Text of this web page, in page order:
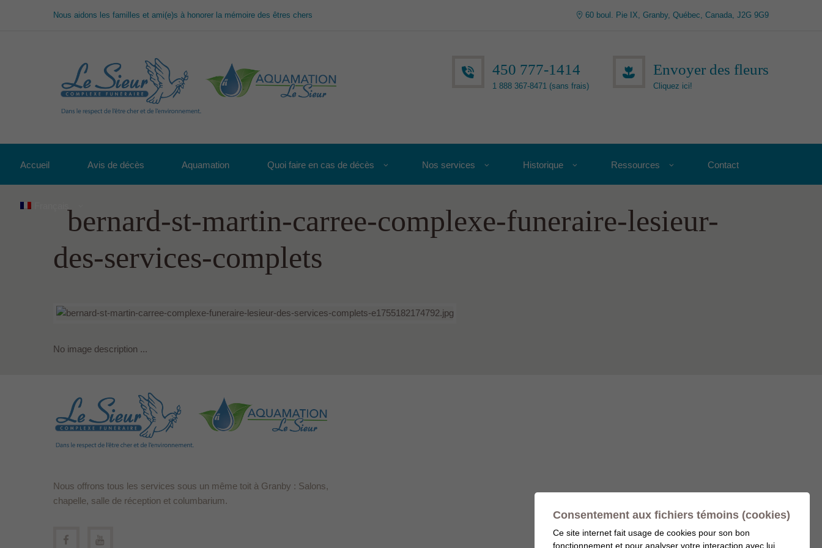
Nous aidons les familles et ami(e)s à honorer la mémoire des êtres chers 60 boul. Pie IX, Granby, Québec, Canada, J2G 9G9
450 777-1414
1 888 367-8471 (sans frais)
Envoyer des fleurs
Cliquez ici!
Accueil Avis de décès Aquamation Quoi faire en cas de décès Nos services Historique Ressources Contact
bernard-st-martin-carree-complexe-funeraire-lesieur-
des-services-complets
No image description ...
Nous offrons tous les services sous un même toit à Granby : Salons,
chapelle, salle de réception et columbarium.
Consentement aux fichiers témoins (cookies)
Ce site internet fait usage de cookies pour son bon
fonctionnement et pour analyser votre interaction avec lui,